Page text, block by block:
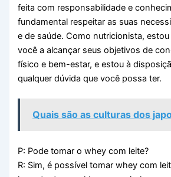
feita com responsabilidade e
fundamental respeitar as suas
e de saúde. Como nutricionista, estou
você a alcançar seus objetivos de
físico e bem-estar, e estou à
qualquer dúvida que você possa ter.
Quais são as culturas dos
P: Pode tomar o whey com leite?
R: Sim, é possível tomar whey com